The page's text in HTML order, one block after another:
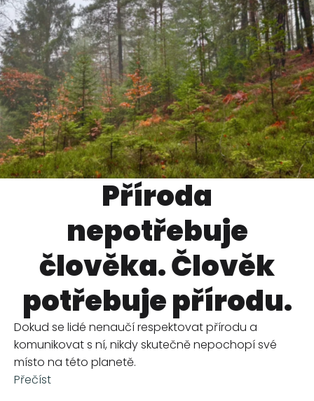
Příroda
nepotřebuje
člověka. Člověk
potřebuje přírodu.
Dokud se lidé nenaučí respektovat přírodu a
komunikovat s ní, nikdy skutečně nepochopí své
místo na této planetě.
Přečíst